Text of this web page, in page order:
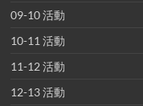
09-10 活動
10-11 活動
11-12 活動
12-13 活動